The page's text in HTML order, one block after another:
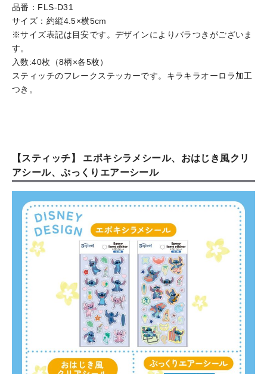
品番：FLS-D31
サイズ：約縦4.5×横5cm
※サイズ表記は目安です。デザインによりバラつきがございま
す。
入数:40枚（8柄×各5枚）
スティッチのフレークステッカーです。キラキラオーロラ加工
つき。
【スティッチ】 エポキシラメシール、おはじき風クリ
アシール、ぷっくりエアーシール